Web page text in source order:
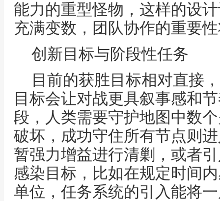
能力的重型怪物，这样的设
充满变数，团队协作的重要
创新目标与阶段性任务
目前的获胜目标相对直接
目标会让对战更具叙事感和
段，人类需要守护地图中数
破坏，成功守住所有节点则
暂强力增益进行清剿，或者
感染目标，比如在规定时间
单位，任务系统的引入能将